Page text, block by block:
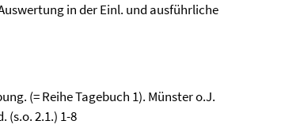
in der Einl. und ausführliche
(= Reihe Tagebuch 1). Münster o.J.
(s.o. 2.1.) 1-8